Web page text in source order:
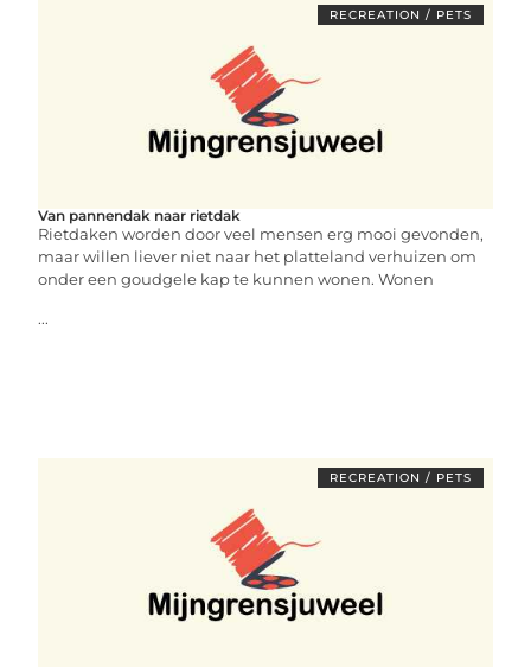
RECREATION / PETS
Van pannendak naar rietdak
Rietdaken worden door veel mensen erg mooi gevonden,
maar willen liever niet naar het platteland verhuizen om
onder een goudgele kap te kunnen wonen. Wonen
...
RECREATION / PETS